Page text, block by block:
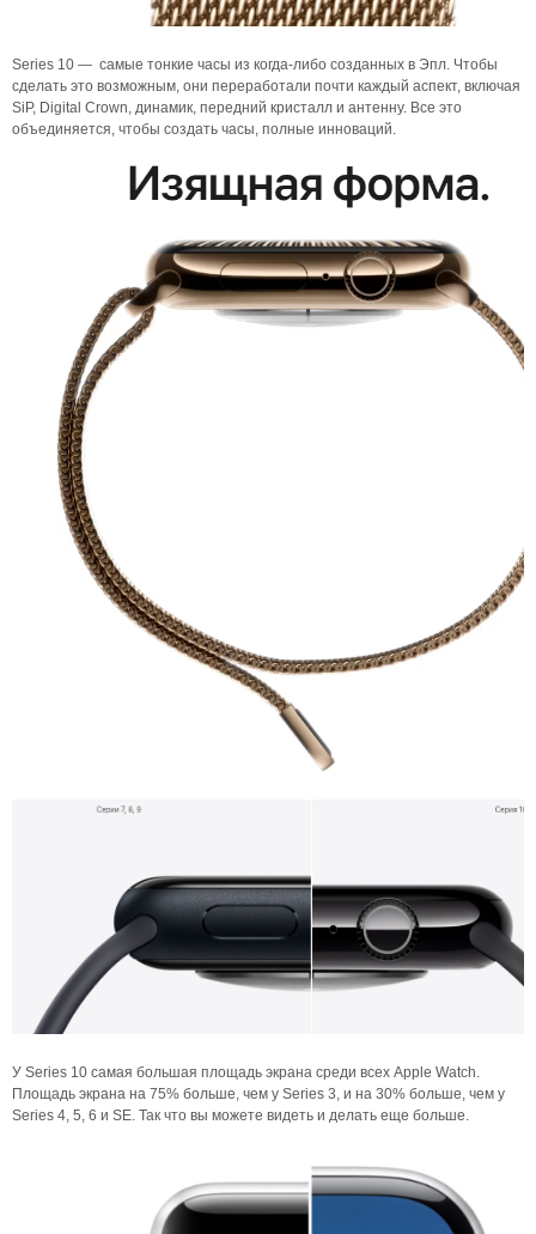
Series 10 — самые тонкие часы из когда-либо созданных в Эпл. Чтобы
сделать это возможным, они переработали почти каждый аспект, включая
SiP, Digital Crown, динамик, передний кристалл и антенну. Все это
объединяется, чтобы создать часы, полные инноваций.
У Series 10 самая большая площадь экрана среди всех Apple Watch.
Площадь экрана на 75% больше, чем у Series 3, и на 30% больше, чем у
Series 4, 5, 6 и SE. Так что вы можете видеть и делать еще больше.